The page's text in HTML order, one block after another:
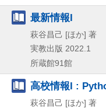
最新情報I
萩谷昌己 [ほか] 著
実教出版 2022.1
所蔵館91館
高校情報I :
萩谷昌己 [ほか] 著